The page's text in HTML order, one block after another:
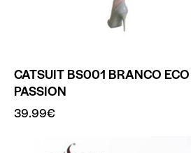
CATSUIT BS001 BRANCO
PASSION
39.99€